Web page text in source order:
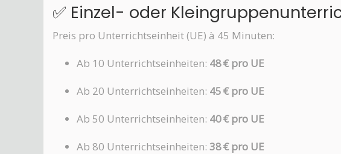
✅ Einzel- oder
Preis pro Unterrichtseinheit (UE) à 45 Minuten:
Ab 10 Unterrichtseinheiten: 48 € pro UE
Ab 20 Unterrichtseinheiten: 45 € pro UE
Ab 50 Unterrichtseinheiten: 40 € pro UE
Ab 80 Unterrichtseinheiten: 38 € pro UE